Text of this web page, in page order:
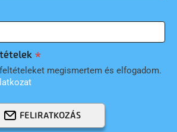
megismertem és elfogadom.
FELIRATKOZÁS